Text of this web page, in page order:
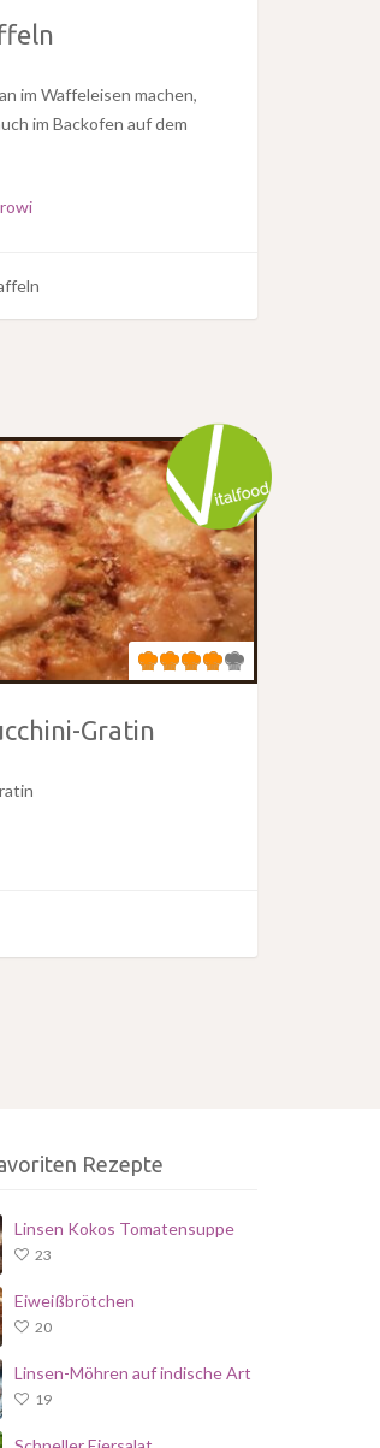
im Waffeleisen machen,
im Backofen auf dem
Gratin
Rezepte
Linsen Kokos Tomatensuppe
23
Eiweißbrötchen
20
Linsen-Möhren auf indische Art
19